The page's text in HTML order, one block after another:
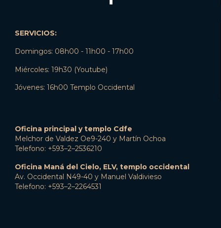
SERVICIOS:
Domingos: 08h00 - 11h00 - 17h00
Miércoles: 19h30 (Youtube)
Jóvenes: 16h00 Templo Occidental
Oficina principal y templo Cdfe
Melchor de Valdez Oe9-240 y Martín Ochoa
Telefono: +593–2–2536210
Oficina Maná del Cielo, ELV, templo occidental
Av. Occidental N49-40 y Manuel Valdivieso
Telefono: +593–2–2264531